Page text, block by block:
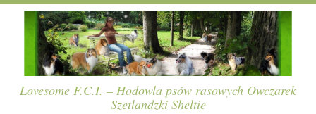
Lovesome F.C.I. – Hodowla psów rasowych Owczarek
Szetlandzki Sheltie